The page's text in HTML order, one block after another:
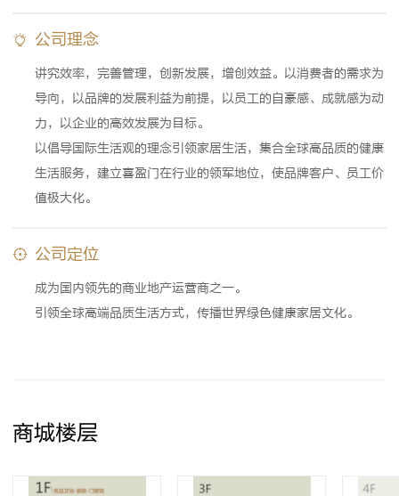
公司理念
讲究效率，完善管理，创新发展，增创效益。以消费者的需求为
导向，以品牌的发展利益为前提，以员工的自豪感、成就感为动
力，以企业的高效发展为目标。
以倡导国际生活观的理念引领家居生活，集合全球高品质的健康
生活服务，建立喜盈门在行业的领军地位，使品牌客户、员工价
值极大化。
公司定位
成为国内领先的商业地产运营商之一。
引领全球高端品质生活方式，传播世界绿色健康家居文化。
商城楼层